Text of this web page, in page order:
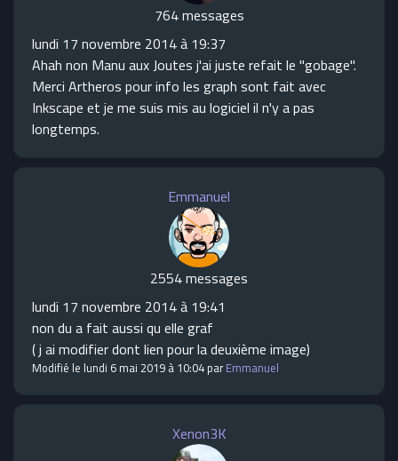
764 messages
lundi 17 novembre 2014 à 19:37
Ahah non Manu aux Joutes j'ai juste refait le "gobage".
Merci Artheros pour info les graph sont fait avec
Inkscape et je me suis mis au logiciel il n'y a pas
longtemps.
Emmanuel
2554 messages
lundi 17 novembre 2014 à 19:41
non du a fait aussi qu elle graf
( j ai modifier dont lien pour la deuxième image)
Modifié le lundi 6 mai 2019 à 10:04 parEmmanuel
Xenon3K